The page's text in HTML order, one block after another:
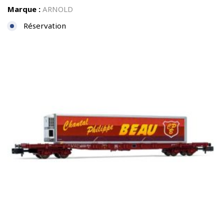
Marque : ARNOLD
Réservation